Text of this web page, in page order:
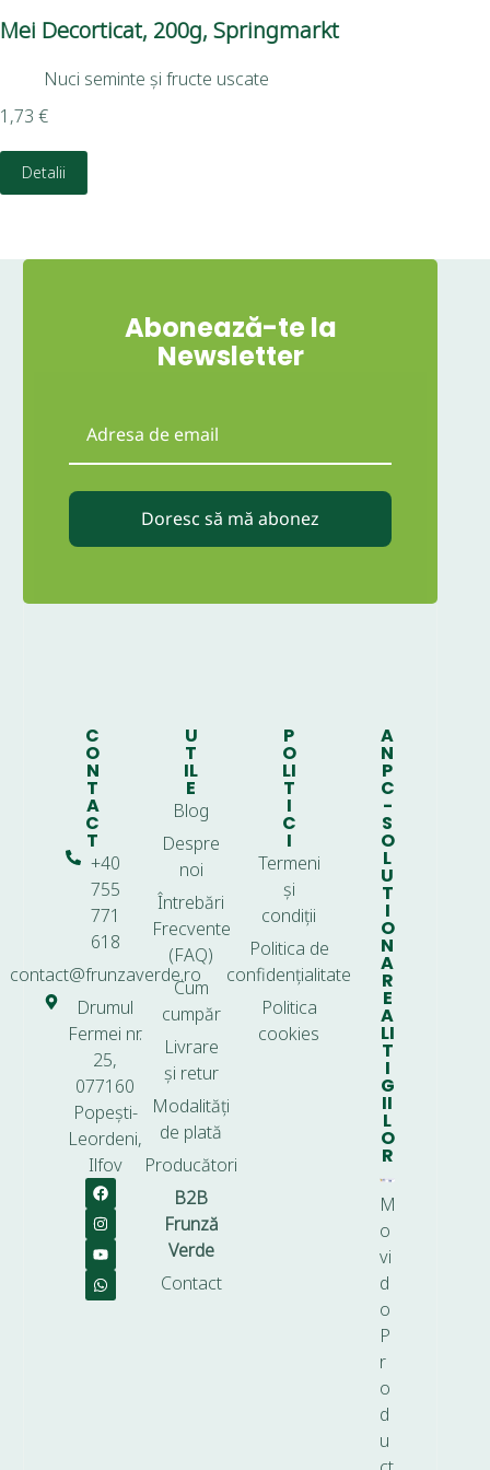
Mei Decorticat, 200g, Springmarkt
Nuci seminte și fructe uscate
1,73 €
Detalii
Abonează-te la
Newsletter
Doresc să mă abonez
C
O
N
T
A
C
T
+40
755
771
618
contact@frunzaverde.ro
Drumul
Fermei nr.
25,
077160
Popești-
Leordeni,
Ilfov
U
T
IL
E
Blog
Despre
noi
Întrebări
Frecvente
(FAQ)
Cum
cumpăr
Livrare
și retur
Modalități
de plată
Producători
B2B
Frunză
Verde
Contact
P
O
LI
T
I
C
I
Termeni
și
condiții
Politica de
confidențialitate
Politica
cookies
A
N
P
C
-
S
O
L
U
T
I
O
N
A
R
E
A
LI
T
I
G
II
L
O
R
M
o
vi
d
o
P
r
o
d
u